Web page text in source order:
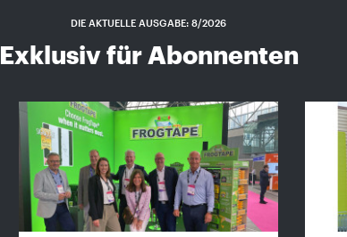
DIE AKTUELLE AUSGABE: 8/2026
Exklusiv für Abonnenten